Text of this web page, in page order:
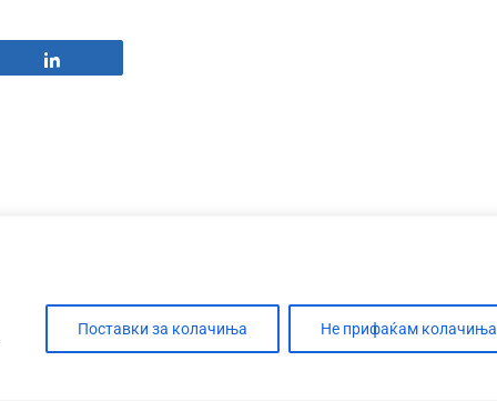
Поставки за колачиња Не прифаќам колачиња